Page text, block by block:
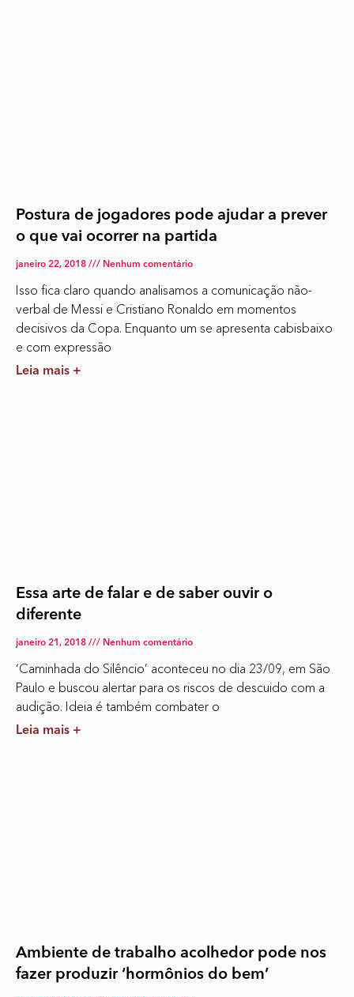
Postura de jogadores pode ajudar a prever
o que vai ocorrer na partida
janeiro 22, 2018 Nenhum comentário
Isso fica claro quando analisamos a comunicação não-
verbal de Messi e Cristiano Ronaldo em momentos
decisivos da Copa. Enquanto um se apresenta cabisbaixo
e com expressão
Leia mais +
Essa arte de falar e de saber ouvir o
diferente
janeiro 21, 2018 Nenhum comentário
‘Caminhada do Silêncio’ aconteceu no dia 23/09, em São
Paulo e buscou alertar para os riscos de descuido com a
audição. Ideia é também combater o
Leia mais +
Ambiente de trabalho acolhedor pode nos
fazer produzir ‘hormônios do bem’